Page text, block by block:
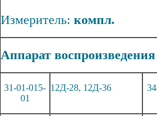
Измеритель: компл.
Аппарат
31-01-015-
01
12Д-28, 12Д-36 34